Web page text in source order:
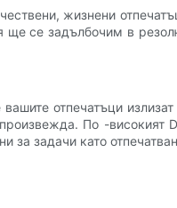
жизнени
ще се задълбочим в
отпечатъци
По -високият
задачи като